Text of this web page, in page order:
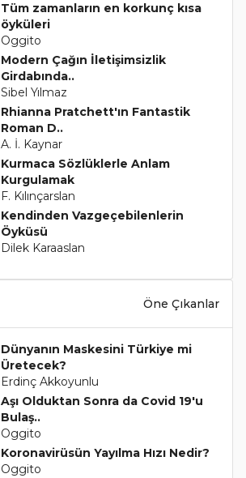
Tüm zamanların en korkunç kısa
öyküleri
Oggito
Modern Çağın İletişimsizlik
Girdabında..
Sibel Yılmaz
Rhianna Pratchett'ın Fantastik
Roman D..
A. İ. Kaynar
Kurmaca Sözlüklerle Anlam
Kurgulamak
F. Kılınçarslan
Kendinden Vazgeçebilenlerin
Öyküsü
Dilek Karaaslan
Öne Çıkanlar
Dünyanın Maskesini Türkiye mi
Üretecek?
Erdinç Akkoyunlu
Aşı Olduktan Sonra da Covid 19'u
Bulaş..
Oggito
Koronavirüsün Yayılma Hızı Nedir?
Oggito